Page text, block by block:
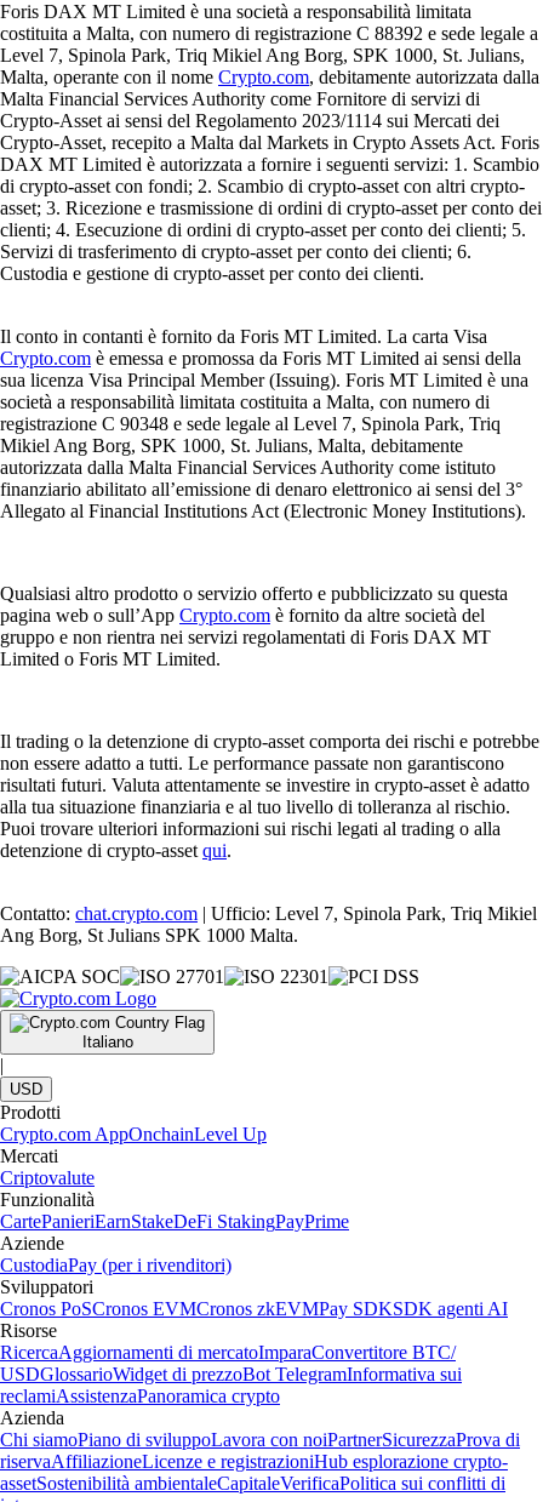
Foris DAX MT Limited è una società a responsabilità limitata
costituita a Malta, con numero di registrazione C 88392 e sede legale a
Level 7, Spinola Park, Triq Mikiel Ang Borg, SPK 1000, St. Julians,
Malta, operante con il nome Crypto.com, debitamente autorizzata dalla
Malta Financial Services Authority come Fornitore di servizi di
Crypto-Asset ai sensi del Regolamento 2023/1114 sui Mercati dei
Crypto-Asset, recepito a Malta dal Markets in Crypto Assets Act. Foris
DAX MT Limited è autorizzata a fornire i seguenti servizi: 1. Scambio
di crypto-asset con fondi; 2. Scambio di crypto-asset con altri crypto-
asset; 3. Ricezione e trasmissione di ordini di crypto-asset per conto dei
clienti; 4. Esecuzione di ordini di crypto-asset per conto dei clienti; 5.
Servizi di trasferimento di crypto-asset per conto dei clienti; 6.
Custodia e gestione di crypto-asset per conto dei clienti.
Il conto in contanti è fornito da Foris MT Limited. La carta Visa
Crypto.com è emessa e promossa da Foris MT Limited ai sensi della
sua licenza Visa Principal Member (Issuing). Foris MT Limited è una
società a responsabilità limitata costituita a Malta, con numero di
registrazione C 90348 e sede legale al Level 7, Spinola Park, Triq
Mikiel Ang Borg, SPK 1000, St. Julians, Malta, debitamente
autorizzata dalla Malta Financial Services Authority come istituto
finanziario abilitato all’emissione di denaro elettronico ai sensi del 3°
Allegato al Financial Institutions Act (Electronic Money Institutions).
Qualsiasi altro prodotto o servizio offerto e pubblicizzato su questa
pagina web o sull’App Crypto.com è fornito da altre società del
gruppo e non rientra nei servizi regolamentati di Foris DAX MT
Limited o Foris MT Limited.
Il trading o la detenzione di crypto-asset comporta dei rischi e potrebbe
non essere adatto a tutti. Le performance passate non garantiscono
risultati futuri. Valuta attentamente se investire in crypto-asset è adatto
alla tua situazione finanziaria e al tuo livello di tolleranza al rischio.
Puoi trovare ulteriori informazioni sui rischi legati al trading o alla
detenzione di crypto-asset qui.
Contatto: chat.crypto.com | Ufficio: Level 7, Spinola Park, Triq Mikiel
Ang Borg, St Julians SPK 1000 Malta.
Italiano
|
USD
Prodotti
Crypto.com AppOnchainLevel Up
Mercati
Criptovalute
Funzionalità
CartePanieriEarnStakeDeFi StakingPayPrime
Aziende
CustodiaPay (per i rivenditori)
Sviluppatori
Cronos PoSCronos EVMCronos zkEVMPay SDKSDK agenti AI
Risorse
RicercaAggiornamenti di mercatoImparaConvertitore BTC/
USDGlossarioWidget di prezzoBot TelegramInformativa sui
reclamiAssistenzaPanoramica crypto
Azienda
Chi siamoPiano di sviluppoLavora con noiPartnerSicurezzaProva di
riservaAffiliazioneLicenze e registrazioniHub esplorazione crypto-
assetSostenibilità ambientaleCapitaleVerificaPolitica sui conflitti di